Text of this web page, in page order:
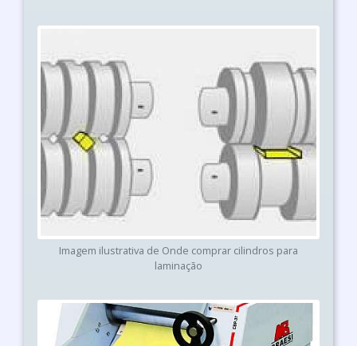
Imagem ilustrativa de Onde comprar cilindros para
laminação